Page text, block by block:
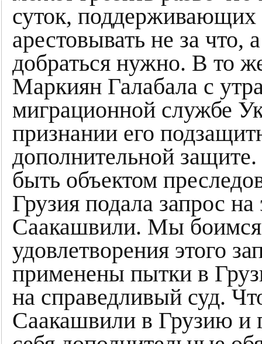
суток, поддерживающих
арестовывать не за
добраться нужно. В то
Маркиян Галабала с
миграционной службе
признании его
дополнительной
быть объектом
Грузия подала запрос
Саакашвили. Мы боимся,
удовлетворения этого
применены пытки в
на справедливый суд.
Саакашвили в Грузию и